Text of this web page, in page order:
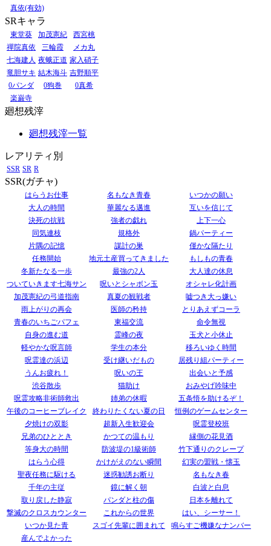
真依(有効)
SRキャラ
東堂葵 加茂憲紀
西宮桃
禪院真依
三輪霞
メカ丸
七海建人 夜蛾正道 家入硝子
竜胆サキ 結木海斗 吉野順平
0パンダ
0狗巻
0真希
楽巌寺
廻想残滓
廻想残滓一覧
レアリティ別
SSR SR R
SSR(ガチャ)
はらうお仕事 名もなき青春
いつかの願い
大人の時間
華麗なる邁進
互いを信じて
決死の抗戦
強者の戯れ
上下一心
同気連枝
規格外
鍋パーティー
片隅の記憶
謀計の巣
僅かな隔たり
任務開始
地元土産買ってきました
もしもの青春
冬新たなる一歩
最強の2人
大人達の休息
ついていきます七海サン
呪いとシャボン玉
オシャレ化計画
加茂憲紀の弓道指南
真夏の観戦者
嘘つき大っ嫌い
雨上がりの再会
医師の矜持
とりあえずコーラ
青春のいちごパフェ
東福交流
命令無視
自身の進む道
霊峰の夜
玉犬と小休止
軽やかな呪言師
学生の本分
移ろいゆく時間
呪霊達の浜辺
受け継いだもの
居残り組パーティー
うんお疲れ！
呪いの王
出会いと予感
渋谷散歩
猫助け
おみやげ吟味中
呪霊攻略非術師救出
姉弟の休暇
五条悟を助けるぞ！
午後のコーヒーブレイク
終わりたくない夏の日
恒例のゲームセンター
夕焼けの双影
超新入生歓迎会
呪霊登校班
兄弟のひととき
かつての温もり
縁側の花見酒
等身大の時間
防波堤の1級術師
竹下通りのクレープ
はらう心得
かけがえのない瞬間
幻実の盟戦・懐玉
聖夜任務に駆ける
迷惑勧誘お断り
名もなき春
千年の主従
鏡に解く朝
白波と白息
取り戻した静寂
パンダと柱の傷
日本を離れて
撃滅のクロスカウンター
これからの世界
はい、シーサー！
いつか見た青
スゴイ先輩に囲まれて
鳴らすご機嫌なナンバー
産んでよかった